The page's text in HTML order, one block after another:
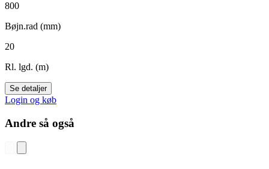
800
Bøjn.rad (mm)
20
Rl. lgd. (m)
Se detaljer
Login og køb
Andre så også